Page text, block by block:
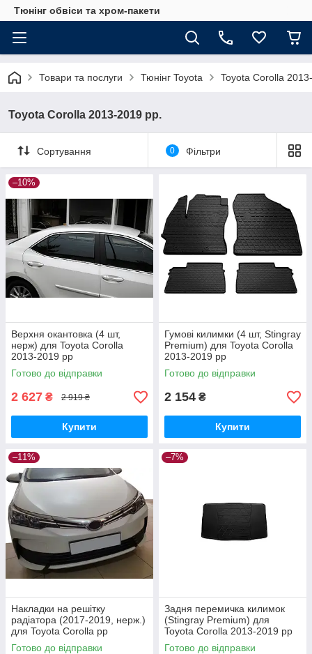
Тюнінг обвіси та хром-пакети
Товари та послуги Тюнінг Toyota Toyota Corolla
Toyota Corolla 2013-2019 рр.
Сортування 0 Фільтри
–10%
Верхня окантовка (4 шт,
нерж) для Toyota Corolla
2013-2019 рр
Готово до відправки
2 627 ₴ 2 919 ₴
Купити
Гумові килимки (4 шт, Stingray
Premium) для Toyota Corolla
2013-2019 рр
Готово до відправки
2 154 ₴
Купити
–11%
Накладки на решітку
радіатора (2017-2019, нерж.)
для Toyota Corolla рр
Готово до відправки
–7%
Задня перемичка килимок
(Stingray Premium) для
Toyota Corolla 2013-2019 рр
Готово до відправки